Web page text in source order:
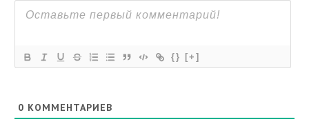
{} [+]
0 КОММЕНТАРИЕВ